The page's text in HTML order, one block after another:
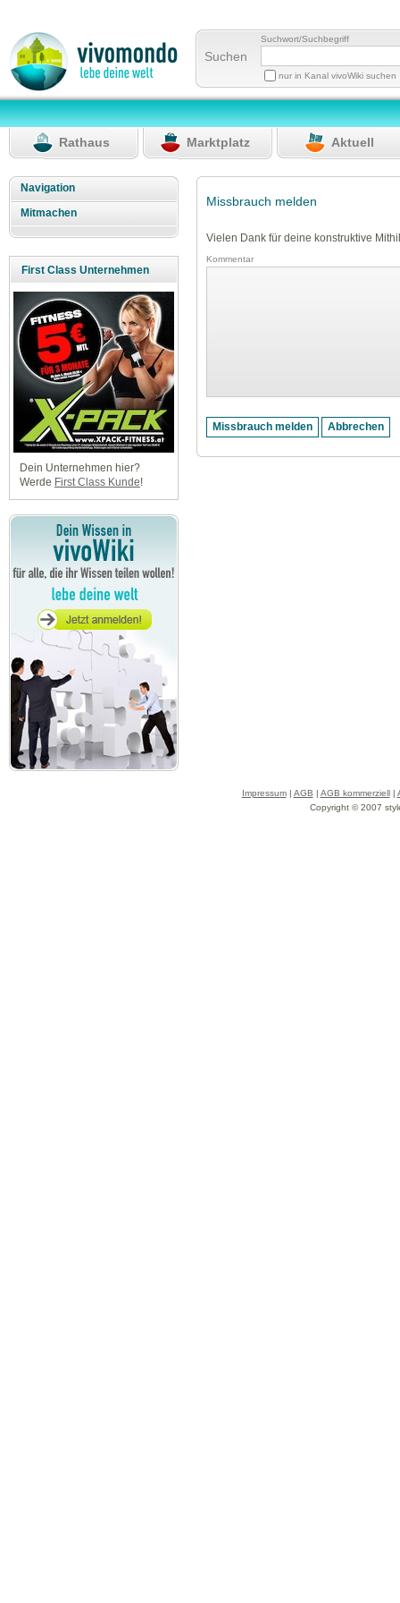
Suchen
Suchwort/Suchbegriff
nur in Kanal vivoWiki suchen
Rathaus Marktplatz Aktuell
Navigation
Mitmachen
First Class Unternehmen
Dein Unternehmen hier?
Werde First Class Kunde!
Missbrauch melden
Vielen Dank für deine konstruktive
Kommentar
Impressum| AGB | AGB kommerziell|
Copyright © 2007